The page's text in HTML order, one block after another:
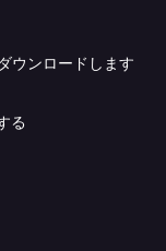
ウンロードします
る